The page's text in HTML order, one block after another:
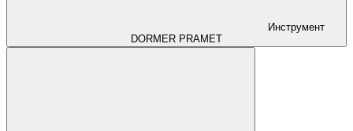
Инструмент
DORMER PRAMET